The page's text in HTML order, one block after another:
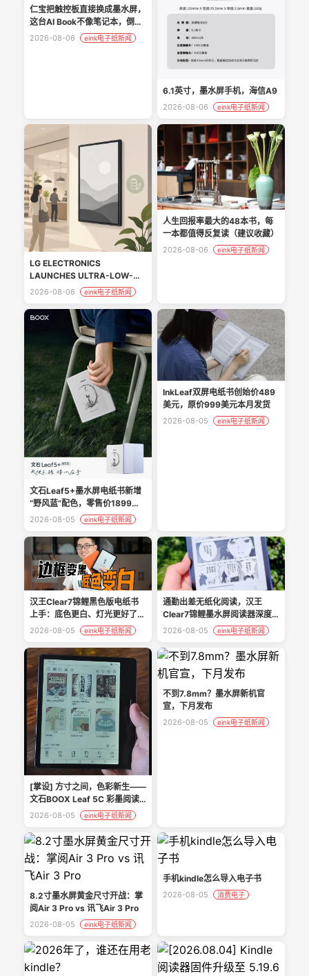
仁宝把触控板直接换成墨水屏，
这台AI Book不像笔记本，倒像
PC新物种真香
2026-08-06 eink电子纸新闻
6.1英寸，墨水屏手机，海信A9
2026-08-06 eink电子纸新闻
LG ELECTRONICS
LAUNCHES ULTRA-LOW-
POWER ‘LG E-PAPER
2026-08-06 eink电子纸新闻
人生回报率最大的48本书，每
一本都值得反复读（建议收藏）
2026-08-06 eink电子纸新闻
文石Leaf5+墨水屏电纸书新增
“野风蓝”配色，零售价1899元 -
今日头条
2026-08-05 eink电子纸新闻
InkLeaf双屏电纸书创始价489
美元，原价999美元本月发货
2026-08-05 eink电子纸新闻
汉王Clear7锦鲤黑色版电纸书
上手：底色更白、灯光更好了！
KPW6还剩什么优势？
2026-08-05 eink电子纸新闻
通勤出差无纸化阅读，汉王
Clear7锦鲤墨水屏阅读器深度
体验
2026-08-05 eink电子纸新闻
[掌设] 方寸之间，色彩新生——
文石BOOX Leaf 5C 彩墨阅读
器开箱与深度体验
2026-08-05 eink电子纸新闻
不到7.8mm？墨水屏新机官
宣，下月发布
2026-08-05 eink电子纸新闻
8.2寸墨水屏黄金尺寸开战：掌
阅Air 3 Pro vs 讯飞Air 3 Pro
2026-08-05 eink电子纸新闻
手机kindle怎么导入电子书
2026-08-05 消费电子